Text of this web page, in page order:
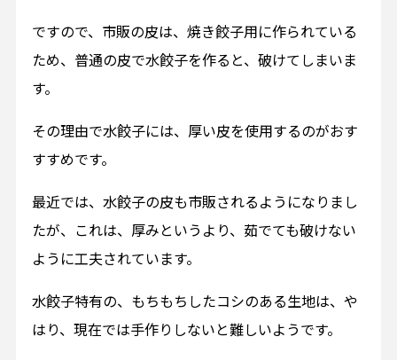
ですので、市販の皮は、焼き餃子用に作られている
ため、普通の皮で水餃子を作ると、破けてしまいま
す。
その理由で水餃子には、厚い皮を使用するのがおす
すすめです。
最近では、水餃子の皮も市販されるようになりまし
たが、これは、厚みというより、茹でても破けない
ように工夫されています。
水餃子特有の、もちもちしたコシのある生地は、や
はり、現在では手作りしないと難しいようです。